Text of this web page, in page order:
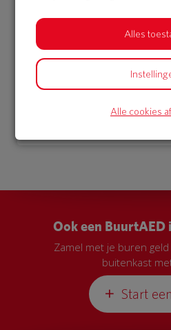
Bekijk alle
Ook een
Zamel met je buren
buitenkast
Start
Alles
Alle cookies